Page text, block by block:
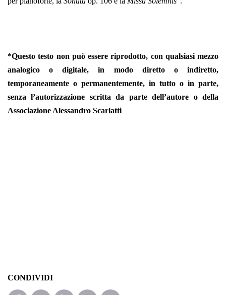
*Questo testo non può essere riprodotto, con qualsiasi mezzo
analogico o digitale, in modo diretto o indiretto,
temporaneamente o permanentemente, in tutto o in parte,
senza l’autorizzazione scritta da parte dell’autore o della
Associazione Alessandro Scarlatti
CONDIVIDI